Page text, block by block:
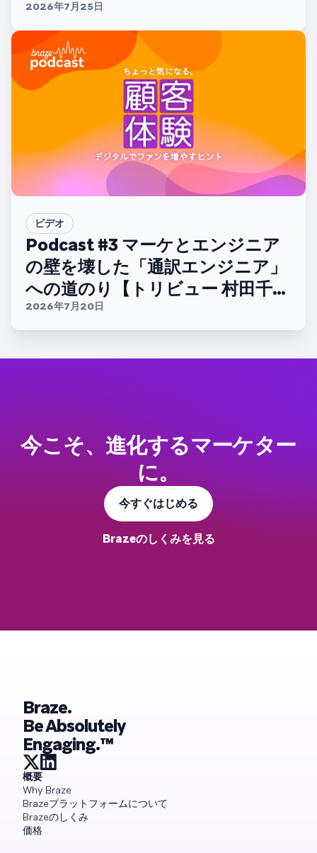
ーム 山中哲太さん】
2026年7月25日
ビデオ
Podcast #3 マーケとエンジニア
の壁を壊した「通訳エンジニア」
への道のり【トリビュー 村田千紘
さん】
2026年7月20日
今こそ、進化するマーケター
に。
今すぐはじめる
Brazeのしくみを見る
Braze.
Be Absolutely
Engaging.™
概要
Why Braze
Brazeプラットフォームについて
Brazeのしくみ
価格